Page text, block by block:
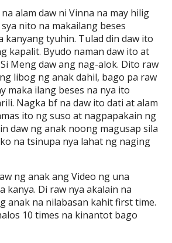
alam daw ni Vinna na may hilig
nito na makailang beses
kanyang tyuhin. Tulad din daw ito
kapalit. Byudo naman daw ito at
Meng daw ang nag-alok. Dito raw
libog ng anak dahil, bago pa raw
maka ilang beses na nya ito
Nagka bf na daw ito dati at alam
ito ng suso at nagpapakain ng
daw ng anak noong magusap sila
na tsinupa nya lahat ng naging
ng anak ang Video ng una
kanya. Di raw nya akalain na
anak na nilabasan kahit first time.
10 times na kinantot bago